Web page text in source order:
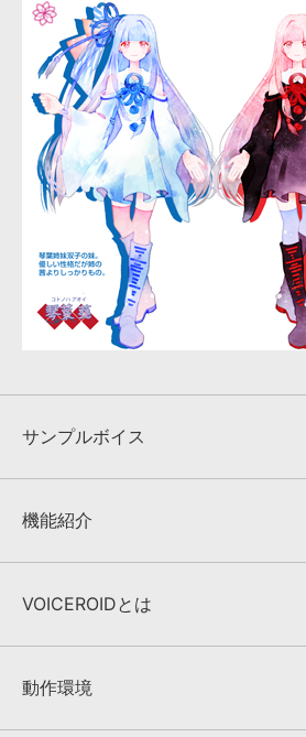
サンプルボイス
VOICEROID+ 琴葉 葵 サンプルボ
機能紹介
01.テキスト入力＆音声合成
章(テキスト)を入力して再生ボタンをクリ
VOICEROIDとは
ができる高性能音声合成ソフトウェアです
機能に加え、微妙なフレーズ（イントネー
動作環境